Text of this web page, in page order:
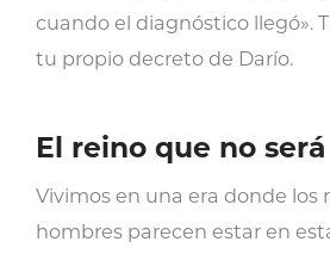
cuando el diagnóstico llegó».
tu propio decreto de Darío.
El reino que no
Vivimos en una era donde los
hombres parecen estar en